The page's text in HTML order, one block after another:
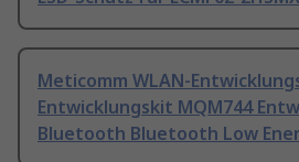
Meticomm WLAN-
Entwicklungskit MQM744
Bluetooth Bluetooth Low